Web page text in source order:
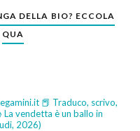
DELLA BIO? ECCOLA
QUA
📕 Traduco, scrivo,
La vendetta è un ballo in
2026)